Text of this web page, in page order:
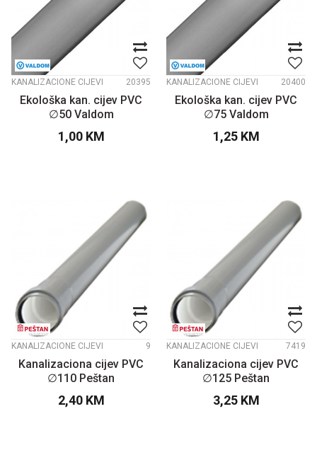
KANALIZACIONE CIJEVI 20395
Ekološka kan. cijev PVC
∅50 Valdom
1,00 KM
KANALIZACIONE CIJEVI 20400
Ekološka kan. cijev PVC
∅75 Valdom
1,25 KM
KANALIZACIONE CIJEVI 9
Kanalizaciona cijev PVC
∅110 Peštan
2,40 KM
KANALIZACIONE CIJEVI 7419
Kanalizaciona cijev PVC
∅125 Peštan
3,25 KM